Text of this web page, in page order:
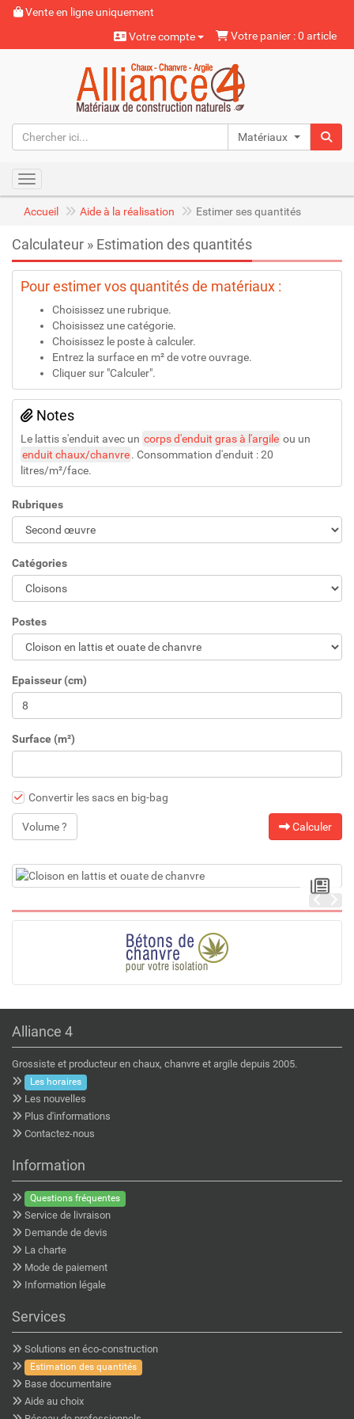
Vente en ligne uniquement
Votre compte
Votre panier : 0 article
Matériaux naturels
Toggle navigation
Accueil Aide à la réalisation Estimer ses quantités
Calculateur » Estimation des quantités
Pour estimer vos quantités de matériaux :
Choisissez une rubrique.
Choisissez une catégorie.
Choisissez le poste à calculer.
Entrez la surface en m² de votre ouvrage.
Cliquer sur "Calculer".
Notes
Le lattis s'enduit avec un corps d'enduit gras à l'argile ou un
enduit chaux/chanvre. Consommation d'enduit : 20
litres/m²/face.
Rubriques
Catégories
Postes
Epaisseur (cm)
Surface (m²)
Convertir les sacs en big-bag
Volume ? Calculer
Alliance 4
Grossiste et producteur en chaux, chanvre et argile depuis 2005.
Les horaires
Les nouvelles
Plus d'informations
Contactez-nous
Information
Questions fréquentes
Service de livraison
Demande de devis
La charte
Mode de paiement
Information légale
Services
Solutions en éco-construction
Estimation des quantités
Base documentaire
Aide au choix